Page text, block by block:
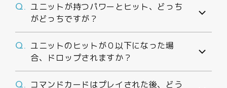
Q. ユニットが持つパワーとヒット、どっち
がどっちですが？
Q. ユニットのヒットが０以下になった場
合、ドロップされますか？
Q.
コマンドカードはプレイされた後、どう